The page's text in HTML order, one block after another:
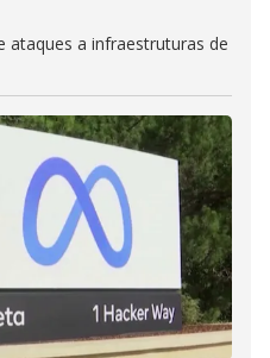
ataques a infraestruturas de